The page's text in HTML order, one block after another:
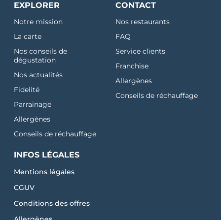
EXPLORER
Notre mission
La carte
Nos conseils de
dégustation
Nos actualités
Fidelité
Parrainage
Allergènes
Conseils de réchauffage
CONTACT
Nos restaurants
FAQ
Service clients
Franchise
Allergènes
Conseils de réchauffage
INFOS LÉGALES
Mentions légales
CGUV
Conditions des offres